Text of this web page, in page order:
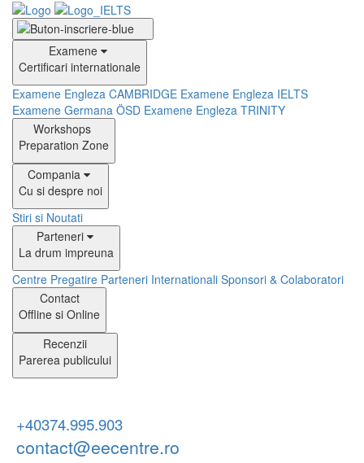
Examene
Certificari internationale
Examene Engleza CAMBRIDGE Examene Engleza IELTS
Examene Germana ÖSD Examene Engleza TRINITY
Workshops
Preparation Zone
Compania
Cu si despre noi
Stiri si Noutati
Parteneri
La drum impreuna
Centre Pregatire Parteneri Internationali Sponsori & Colaboratori
Contact
Offline si Online
Recenzii
Parerea publicului
+40374.995.903
contact@eecentre.ro